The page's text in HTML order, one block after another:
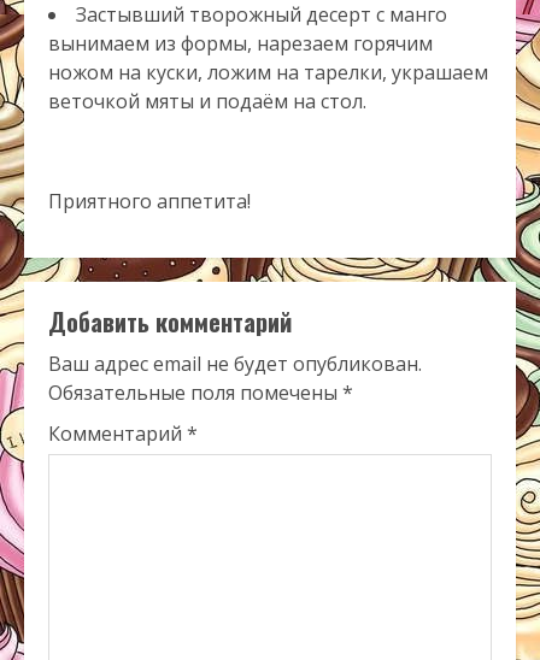
Застывший творожный десерт с манго
вынимаем из формы, нарезаем горячим
ножом на куски, ложим на тарелки, украшаем
веточкой мяты и подаём на стол.
Приятного аппетита!
Добавить комментарий
Ваш адрес email не будет опубликован.
Обязательные поля помечены *
Комментарий *